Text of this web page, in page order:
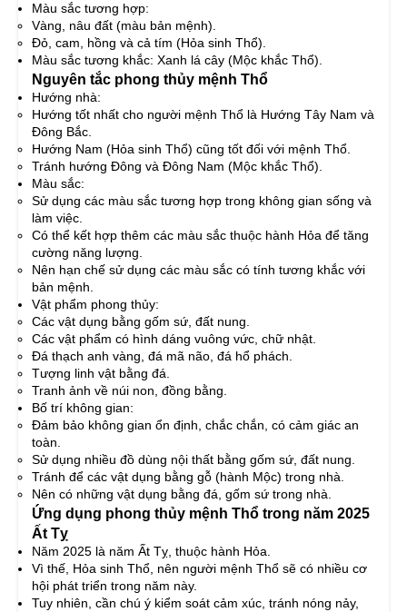
Màu sắc tương hợp:
Vàng, nâu đất (màu bản mệnh).
Đỏ, cam, hồng và cả tím (Hỏa sinh Thổ).
Màu sắc tương khắc: Xanh lá cây (Mộc khắc Thổ).
Nguyên tắc phong thủy mệnh Thổ
Hướng nhà:
Hướng tốt nhất cho người mệnh Thổ là Hướng Tây Nam và
Đông Bắc.
Hướng Nam (Hỏa sinh Thổ) cũng tốt đối với mệnh Thổ.
Tránh hướng Đông và Đông Nam (Mộc khắc Thổ).
Màu sắc:
Sử dụng các màu sắc tương hợp trong không gian sống và
làm việc.
Có thể kết hợp thêm các màu sắc thuộc hành Hỏa để tăng
cường năng lượng.
Nên hạn chế sử dụng các màu sắc có tính tương khắc với
bản mệnh.
Vật phẩm phong thủy:
Các vật dụng bằng gốm sứ, đất nung.
Các vật phẩm có hình dáng vuông vức, chữ nhật.
Đá thạch anh vàng, đá mã não, đá hổ phách.
Tượng linh vật bằng đá.
Tranh ảnh về núi non, đồng bằng.
Bố trí không gian:
Đảm bảo không gian ổn định, chắc chắn, có cảm giác an
toàn.
Sử dụng nhiều đồ dùng nội thất bằng gốm sứ, đất nung.
Tránh để các vật dụng bằng gỗ (hành Mộc) trong nhà.
Nên có những vật dụng bằng đá, gốm sứ trong nhà.
Ứng dụng phong thủy mệnh Thổ trong năm 2025
Ất Tỵ
Năm 2025 là năm Ất Tỵ, thuộc hành Hỏa.
Vì thế, Hỏa sinh Thổ, nên người mệnh Thổ sẽ có nhiều cơ
hội phát triển trong năm này.
Tuy nhiên, cần chú ý kiểm soát cảm xúc, tránh nóng nảy,